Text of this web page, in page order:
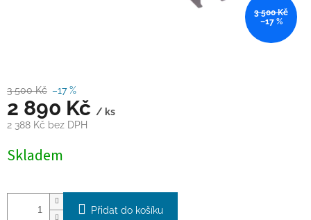
3 500 Kč
–17 %
3 500 Kč –17 %
2 890 Kč / ks
2 388 Kč bez DPH
cena:
Skladem
Přidat do košíku